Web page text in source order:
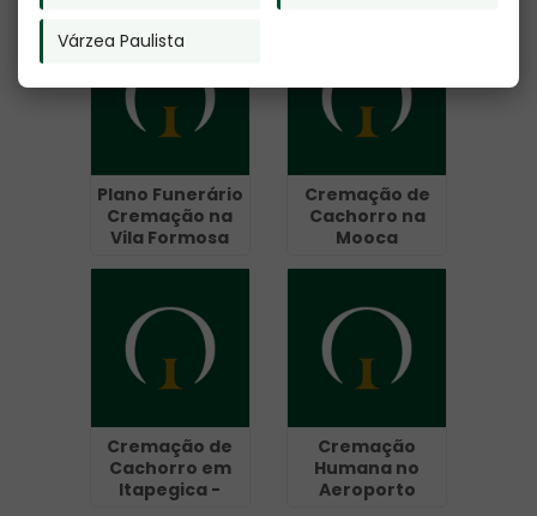
Várzea Paulista
Plano Funerário
Cremação na
Vila Formosa
Cremação de
Cachorro na
Mooca
Cremação de
Cachorro em
Itapegica -
Cremação
Humana no
Aeroporto